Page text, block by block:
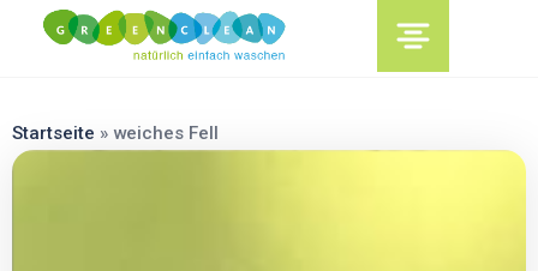
content
Startseite » weiches Fell